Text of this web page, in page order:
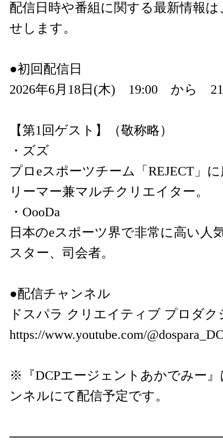
配信日時や番組に関する最新情報
せします。
●初回配信日
2026年6月18日(木) 19:00 から
【第1回ゲスト】（敬称略）
・ズズ
プロeスポーツチーム「REJECT」
リーマー兼マルチクリエイター。
・OooDa
日本のeスポーツ界で非常に高い人
スター、司会者。
●配信チャンネル
ドスパラ クリエイティブ プロダク
https://www.youtube.com/
※『DCPエージェントあかでみー
ンネルにて配信予定です。